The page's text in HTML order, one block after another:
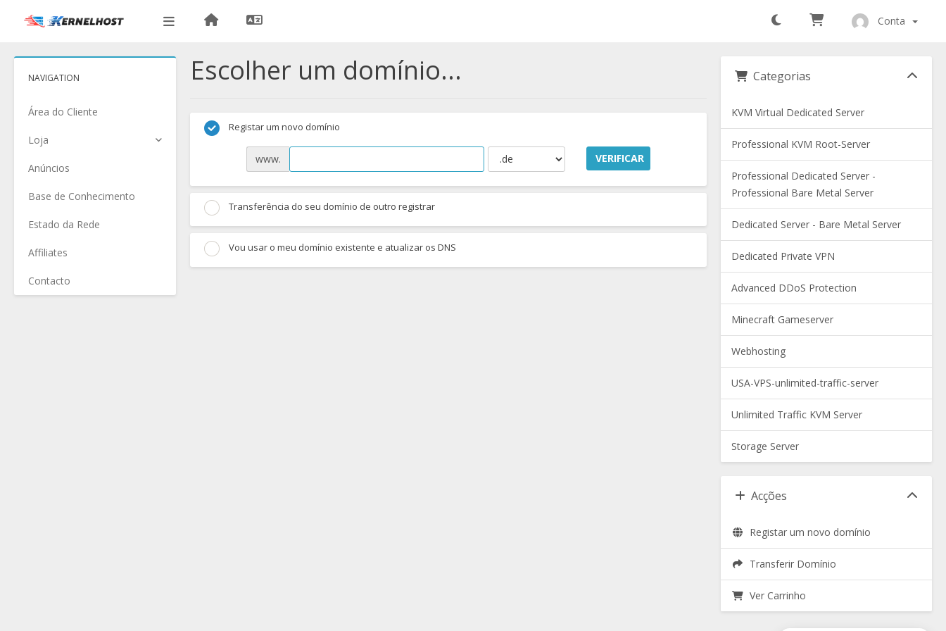
Conta
NAVIGATION
Área do Cliente
Loja
Anúncios
Base de Conhecimento
Estado da Rede
Affiliates
Contacto
Escolher um domínio...
Registar um novo domínio
www. VERIFICAR
Transferência do seu domínio de outro registrar
Vou usar o meu domínio existente e atualizar os DNS
Categorias
KVM Virtual Dedicated Server
Professional KVM Root-Server
Professional Dedicated Server -
Professional Bare Metal Server
Dedicated Server - Bare Metal Server
Dedicated Private VPN
Advanced DDoS Protection
Minecraft Gameserver
Webhosting
USA-VPS-unlimited-traffic-server
Unlimited Traffic KVM Server
Storage Server
Acções
Registar um novo domínio
Transferir Domínio
Ver Carrinho